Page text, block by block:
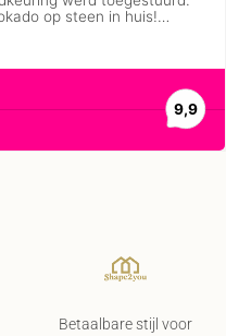
Betaalbare stijl voor